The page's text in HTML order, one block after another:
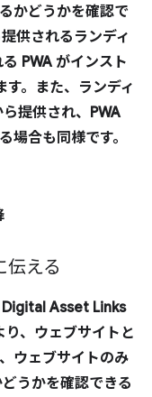
かどうかを確認で
供されるランディ
PWA がインスト
。また、ランディ
ら提供され、PWA
場合も同様です。
伝える
Digital Asset Links
、ウェブサイトと
ウェブサイトのみ
うかを確認できる